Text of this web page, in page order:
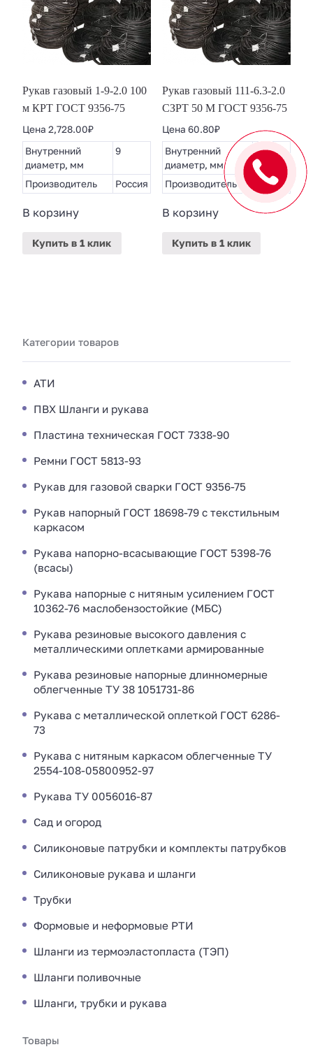
Рукав газовый 1-9-2.0 100
м КРТ ГОСТ 9356-75
Цена 2,728.00₽
Внутренний
диаметр, мм
9
Производитель Россия
В корзину
Купить в 1 клик
Рукав газовый 111-6.3-2.0
СЗРТ 50 М ГОСТ 9356-75
Цена 60.80₽
Внутренний
диаметр, мм
6.3
Производитель Россия
В корзину
Купить в 1 клик
Категории товаров
АТИ
ПВХ Шланги и рукава
Пластина техническая ГОСТ 7338-90
Ремни ГОСТ 5813-93
Рукав для газовой сварки ГОСТ 9356-75
Рукав напорный ГОСТ 18698-79 с текстильным
каркасом
Рукава напорно-всасывающие ГОСТ 5398-76
(всасы)
Рукава напорные с нитяным усилением ГОСТ
10362-76 маслобензостойкие (МБС)
Рукава резиновые высокого давления с
металлическими оплетками армированные
Рукава резиновые напорные длинномерные
облегченные ТУ 38 1051731-86
Рукава с металлической оплеткой ГОСТ 6286-
73
Рукава с нитяным каркасом облегченные ТУ
2554-108-05800952-97
Рукава ТУ 0056016-87
Сад и огород
Силиконовые патрубки и комплекты патрубков
Силиконовые рукава и шланги
Трубки
Формовые и неформовые РТИ
Шланги из термоэластопласта (ТЭП)
Шланги поливочные
Шланги, трубки и рукава
Товары